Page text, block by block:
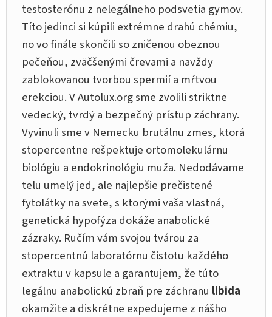
testosterónu z nelegálneho podsvetia gymov.
Títo jedinci si kúpili extrémne drahú chémiu,
no vo finále skončili so zničenou obeznou
pečeňou, zväčšenými črevami a navždy
zablokovanou tvorbou spermií a mŕtvou
erekciou. V Autolux.org sme zvolili striktne
vedecký, tvrdý a bezpečný prístup záchrany.
Vyvinuli sme v Nemecku brutálnu zmes, ktorá
stopercentne rešpektuje ortomolekulárnu
biológiu a endokrinológiu muža. Nedodávame
telu umelý jed, ale najlepšie prečistené
fytolátky na svete, s ktorými vaša vlastná,
genetická hypofýza dokáže anabolické
zázraky. Ručím vám svojou tvárou za
stopercentnú laboratórnu čistotu každého
extraktu v kapsule a garantujem, že túto
legálnu anabolickú zbraň pre záchranu libida
okamžite a diskrétne expedujeme z nášho